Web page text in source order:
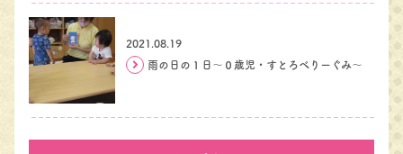
2021.08.19
雨の日の１日～０歳児・すとろべりーぐみ～